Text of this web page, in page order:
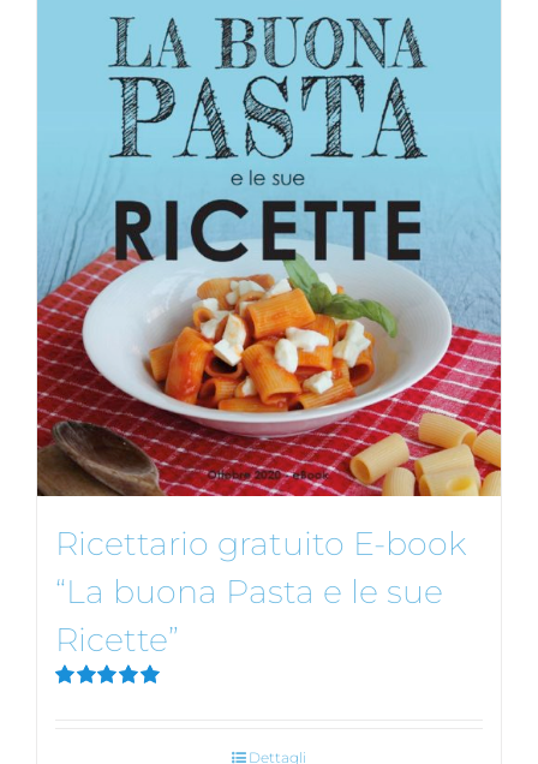
Ricettario gratuito E-book
“La buona Pasta e le sue
Ricette”
Dettagli